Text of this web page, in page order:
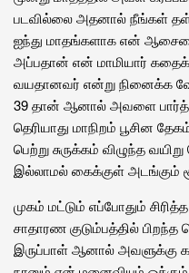
படவில்லை அதனால் நீங்கள்
ஐந்து மாதங்களாக என்
அப்பதான் என் மாமியார்
வயதானவர் என்று நினைக்க
39 தான் ஆனால் அவளை
தெரியாது மாநிறம் பூசின
பெற்று சுருக்கம் விழுந்த
இல்லாமல் கைக்குள் அடங்கும்
முகம் மட்டும் எப்போதும்
சாதாரண குடும்பத்தில்
இருப்பாள் ஆனால் அவளுக்கு